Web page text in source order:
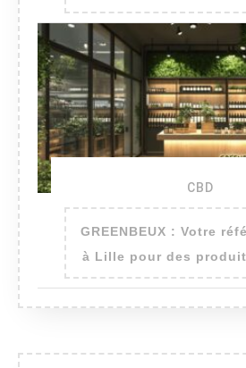
CBD
GREENBEUX : Votre
à Lille pour des